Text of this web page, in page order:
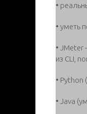
•
• уметь
•
из CLI,
•
• Java